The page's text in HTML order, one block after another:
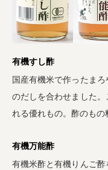
有機すし酢
国産有機米で作ったま
のだしを合わせました
れる優れもの。酢のもの
有機万能酢
有機米酢と有機りんご